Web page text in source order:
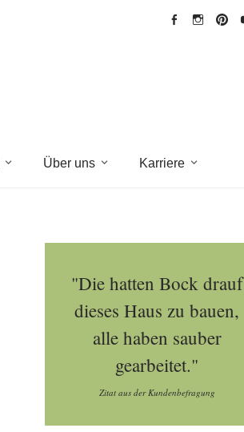
Über uns Karriere
"Die hatten Bock drauf
dieses Haus zu bauen,
alle haben sauber
gearbeitet."
Zitat aus der Kundenbefragung